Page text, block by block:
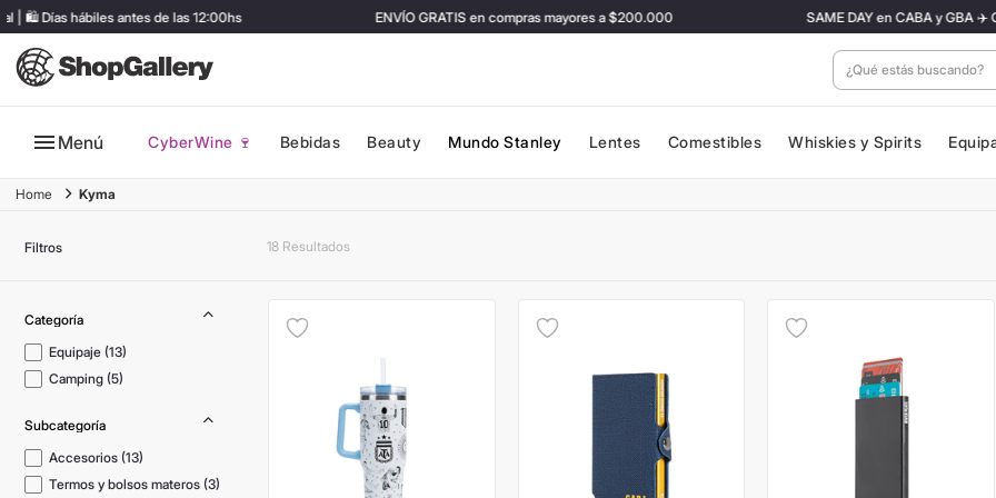
hábiles antes de las 12:00hs ENVÍO GRATIS en compras mayores a $200.000 SAME DAY en CABA y GBA ✈️
¿Qué estás
Menú CyberWine 🍷 Bebidas Beauty Mundo Stanley Lentes Comestibles Whiskies y Spirits
Kyma
Filtros 18
Equipaje (13)
Camping (5)
Accesorios (13)
Termos y bolsos materos (3)